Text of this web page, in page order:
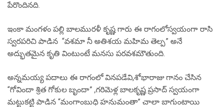
పేరొందినది.
ఇంకా మంగళం పల్లి బాలమురళీ కృష్ణ గారు ఈ రాగంలోస్వయంగా రాసి
స్వరపరిచి పాడిన “వశమా నీ అతిశయ మహిమ తెల్ప” అనే
అద్భుతమైన కృతి వింటుంటే మనసు పరవశమౌతుంది.
అన్నమయ్య పదాలు ఈ రాగంలో వినపడేవి,శోభారాజు గానం చేసిన
“గోవిందా శ్రిత గోకుల బృందా” ,గరిమెళ్ల బాలకృష్ణ ప్రసాద్ స్వయంగా
మట్టుకట్టి పాడిన “మంగాంబుధి హనుమంతా” చాలా బాగుంటాయి